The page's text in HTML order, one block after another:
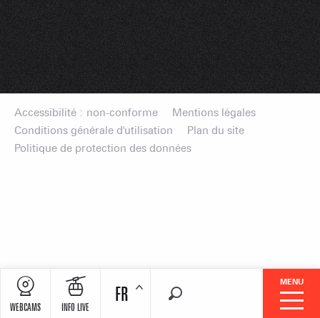
MENU
Recherche
FR
WEBCAMS INFO LIVE
Accessibilité : non-conforme
Mentions légales
Conditions générale d'utilisation
Plan du site
Politique de protection des données